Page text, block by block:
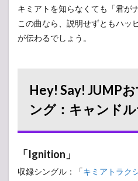
Say!
JUMP
おす
すめ
余興
Hey!
JUMP
すめ
キミアトを知らなくても「君が
この曲なら、説明せずともハッ
が伝わるでしょう。
Hey! Say! JUMP
ング：キャンド
「Ignition」
収録シングル：「キミアトラク